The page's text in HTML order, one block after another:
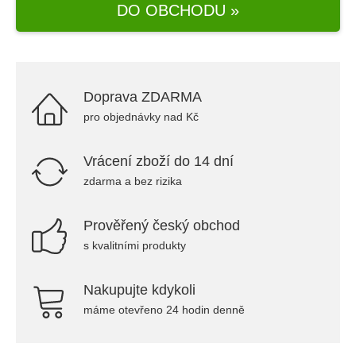
DO OBCHODU »
Doprava ZDARMA
pro objednávky nad Kč
Vrácení zboží do 14 dní
zdarma a bez rizika
Prověřený český obchod
s kvalitními produkty
Nakupujte kdykoli
máme otevřeno 24 hodin denně